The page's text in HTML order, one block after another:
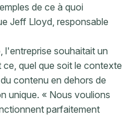
de ce à quoi
Jeff Lloyd, responsable
l'entreprise souhaitait un
ce, quel que soit le contexte
contenu en dehors de
unique. « Nous voulions
parfaitement